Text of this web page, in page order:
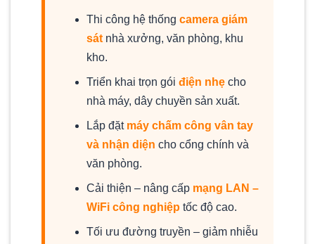
Thi công hệ thống camera giám
sátnhà xưởng, văn phòng, khu
kho.
Triển khai trọn gói điện nhẹcho
nhà máy, dây chuyền sản xuất.
Lắp đặt máy chấm công vân tay
và nhận diện cho cổng chính và
văn phòng.
Cải thiện – nâng cấp mạng LAN –
WiFi công nghiệp tốc độ cao.
Tối ưu đường truyền – giảm nhiễu